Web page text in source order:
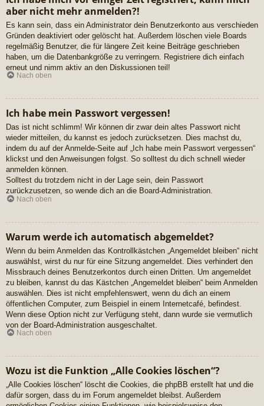
aber nicht mehr anmelden?!
Es kann sein, dass ein Administrator dein Benutzerkonto aus verschieden
Gründen deaktiviert oder gelöscht hat. Außerdem löschen viele Boards
regelmäßig Benutzer, die für längere Zeit keine Beiträge geschrieben
haben, um die Datenbankgröße zu verringern. Registriere dich einfach
erneut und nimm aktiv an den Diskussionen teil!
Nach oben
Ich habe mein Passwort vergessen!
Das ist nicht schlimm! Wir können dir zwar dein altes Passwort nicht
wieder mitteilen, du kannst es jedoch zurücksetzen. Dies machst du,
indem du auf der Anmelde-Seite auf „Ich habe mein Passwort vergessen“
klickst und den Anweisungen folgst. So solltest du dich schnell wieder
anmelden können.
Solltest du trotzdem nicht in der Lage sein, dein Passwort
zurückzusetzen, so wende dich an die Board-Administration.
Nach oben
Warum werde ich automatisch abgemeldet?
Wenn du beim Anmelden das Kontrollkästchen „Angemeldet bleiben“ nicht
auswählst, wirst du nur für eine Sitzung angemeldet. Dies verhindert den
Missbrauch deines Benutzerkontos durch einen Dritten. Um angemeldet
zu bleiben, kannst du das Kästchen „Angemeldet bleiben“ beim Anmelden
auswählen. Dies ist nicht empfehlenswert, wenn du dich an einem
öffentlichen Computer, zum Beispiel in einem Internetcafé, befindest.
Wenn diese Option nicht zur Verfügung steht, dann wurde sie vermutlich
von der Board-Administration ausgeschaltet.
Nach oben
Wozu ist die Funktion „Alle Cookies löschen“?
„Alle Cookies löschen“ löscht die Cookies, die phpBB erstellt hat und die
dafür sorgen, dass du im Forum angemeldet bleibst. Außerdem